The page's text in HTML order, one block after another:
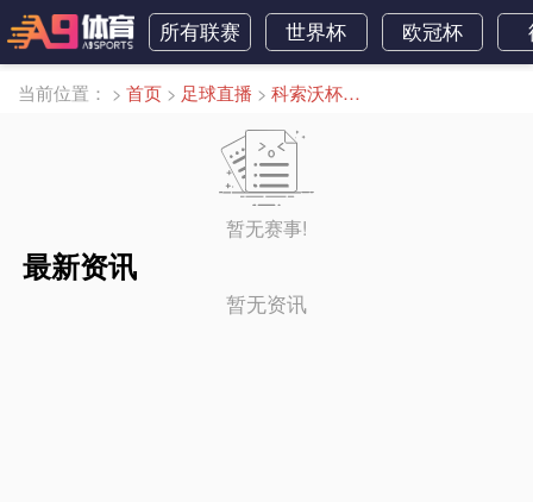
所有联赛 世界杯 欧冠杯
当前位置： > 首页 > 足球直播 > 科索沃杯直播
暂无赛事!
最新资讯
暂无资讯